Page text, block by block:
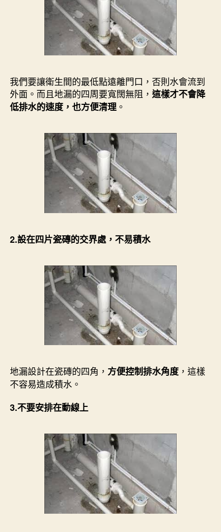
我們要讓衛生間的最低點遠離門口，否則水會流到
外面。而且地漏的四周要寬闊無阻， 這樣才不會降
低排水的速度，也方便清理 。
2.設在四片瓷磚的交界處，不易積水
地漏設計在瓷磚的四角， 方便控制排水角度 ，這樣
不容易造成積水。
3.不要安排在動線上